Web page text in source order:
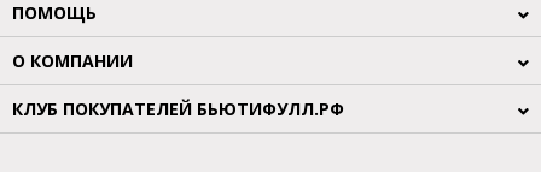
ПОМОЩЬ
О КОМПАНИИ
КЛУБ ПОКУПАТЕЛЕЙ БЬЮТИФУЛЛ.РФ